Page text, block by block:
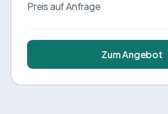
Preis auf Anfrage
Zum Angebot